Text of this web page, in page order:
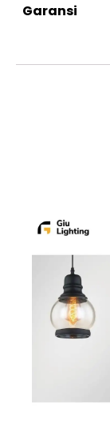
Garansi